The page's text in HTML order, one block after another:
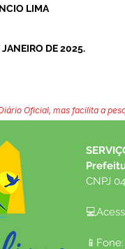
LIMA
DE 2025.
Oficial, mas facilita a
CNPJ